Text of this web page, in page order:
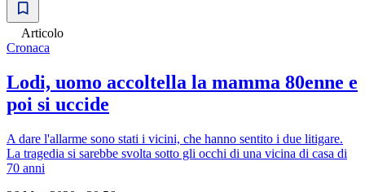
Articolo
Cronaca
Lodi, uomo accoltella la mamma 80enne e
poi si uccide
A dare l'allarme sono stati i vicini, che hanno sentito i due litigare.
La tragedia si sarebbe svolta sotto gli occhi di una vicina di casa di
70 anni